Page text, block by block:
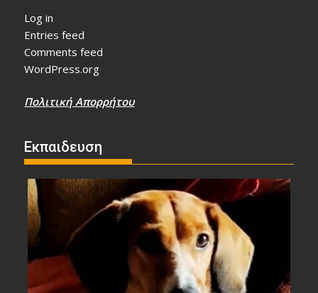
Log in
Entries feed
Comments feed
WordPress.org
Πολιτική Απορρήτου
Εκπαιδευση